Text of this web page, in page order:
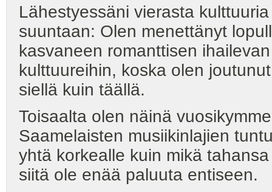
Lähestyessäni vierasta
suuntaan: Olen menettänyt
kasvaneen romanttisen
kulttuureihin, koska olen
siellä kuin täällä.
Toisaalta olen näinä
Saamelaisten musiikinlajien
yhtä korkealle kuin mikä
siitä ole enää paluuta entiseen.